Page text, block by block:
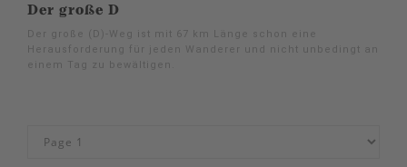
Der große D
Der große (D)-Weg ist mit 67 km Länge schon eine
Herausforderung für jeden Wanderer und nicht unbedingt an
einem Tag zu bewältigen.